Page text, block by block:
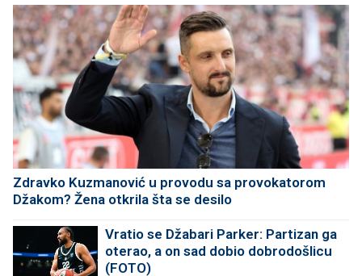
Zdravko Kuzmanović u provodu sa provokatorom
Džakom? Žena otkrila šta se desilo
Vratio se Džabari Parker: Partizan ga
oterao, a on sad dobio dobrodošlicu
(FOTO)